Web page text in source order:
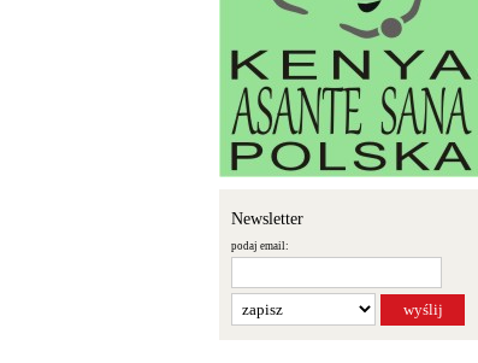
Newsletter
podaj email: